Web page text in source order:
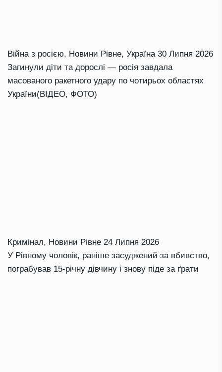
Війна з росією, Новини Рівне, Україна 30 Липня 2026
Загинули діти та дорослі — росія завдала
масованого ракетного удару по чотирьох областях
України(ВІДЕО, ФОТО)
Кримінал, Новини Рівне 24 Липня 2026
У Рівному чоловік, раніше засуджений за вбивство,
пограбував 15-річну дівчину і знову піде за ґрати